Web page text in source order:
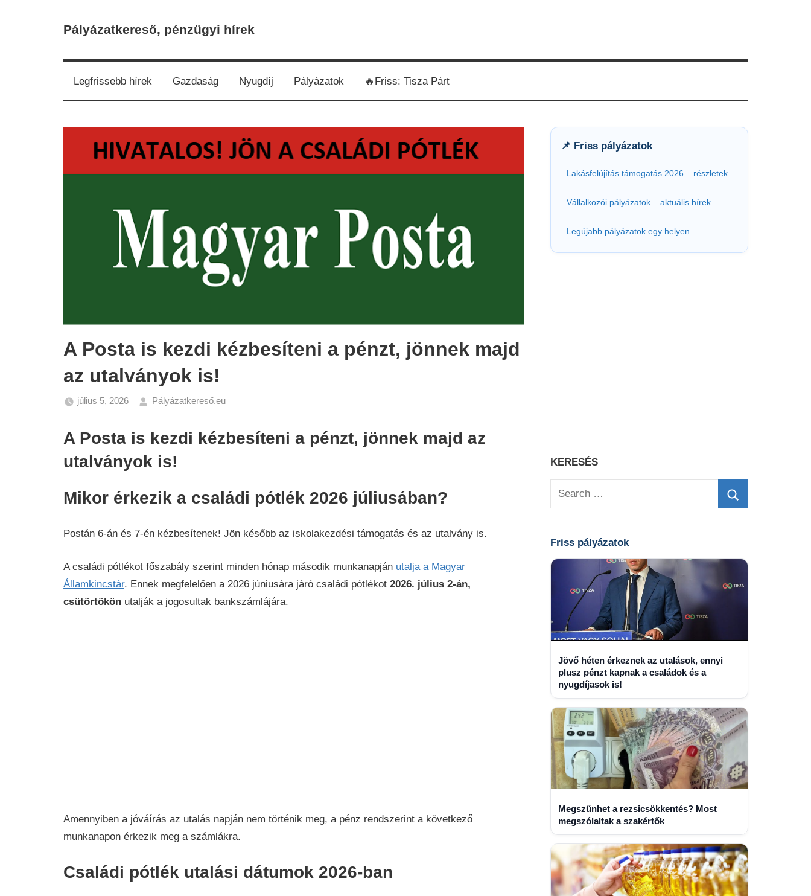
Pályázatkereső, pénzügyi hírek
Legfrissebb hírek Gazdaság Nyugdíj Pályázatok 🔥Friss: Tisza Párt
A Posta is kezdi kézbesíteni a pénzt, jönnek majd
az utalványok is!
július 5, 2026
Pályázatkereső.eu
Hírek
A Posta is kezdi kézbesíteni a pénzt, jönnek majd az
utalványok is!
Mikor érkezik a családi pótlék 2026 júliusában?
Postán 6-án és 7-én kézbesítenek! Jön később az iskolakezdési támogatás és az utalvány is.
A családi pótlékot főszabály szerint minden hónap második munkanapján utalja a Magyar
Államkincstár. Ennek megfelelően a 2026 júniusára járó családi pótlékot 2026. július 2-án,
csütörtökönutalják a jogosultak bankszámlájára.
Amennyiben a jóváírás az utalás napján nem történik meg, a pénz rendszerint a következő
munkanapon érkezik meg a számlákra.
Családi pótlék utalási dátumok 2026-ban
📌 Friss pályázatok
Lakásfelújítás támogatás 2026 – részletek
Vállalkozói pályázatok – aktuális hírek
Legújabb pályázatok egy helyen
KERESÉS
Search
Friss pályázatok
Jövő héten érkeznek az utalások, ennyi
plusz pénzt kapnak a családok és a
nyugdíjasok is!
Megszűnhet a rezsicsökkentés? Most
megszólaltak a szakértők